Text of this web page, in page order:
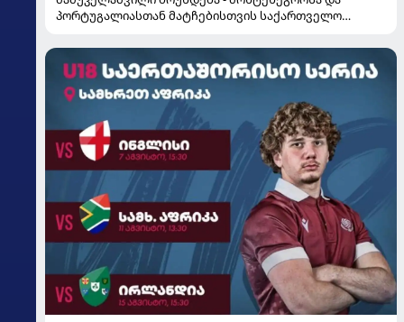
პორტუგალიასთან მატჩებისთვის საქართველო